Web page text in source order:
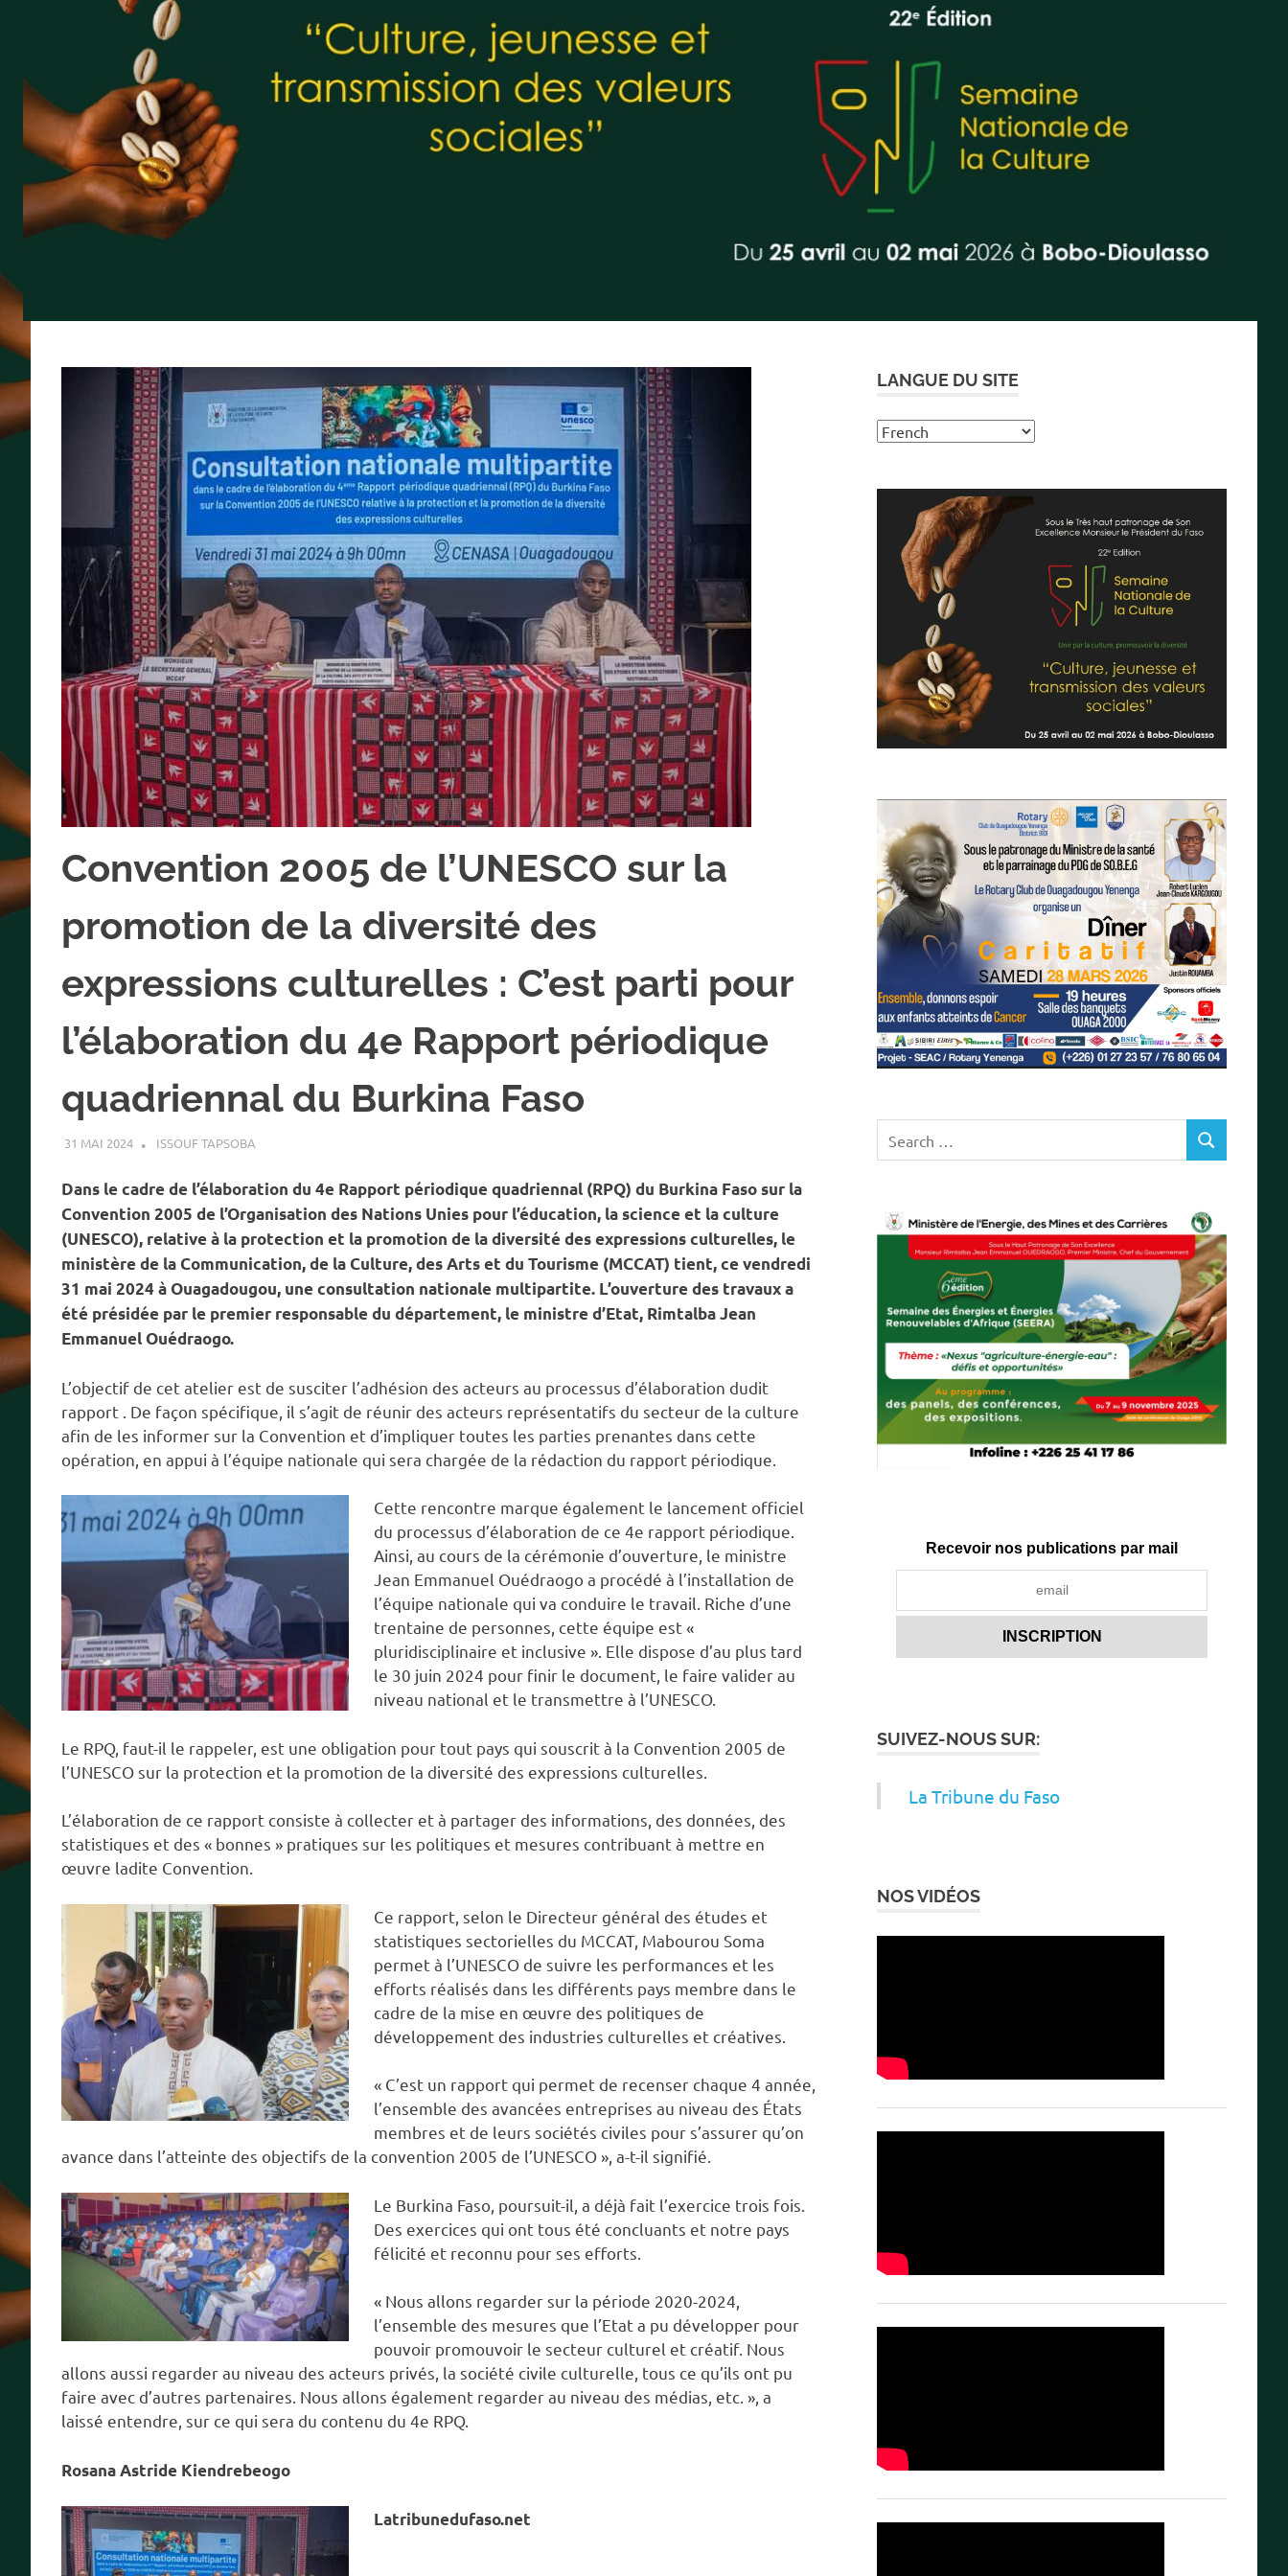
Convention 2005 de l’UNESCO sur la
promotion de la diversité des
expressions culturelles : C’est parti pour
l’élaboration du 4e Rapport périodique
quadriennal du Burkina Faso
31 MAI 2024 ISSOUF TAPSOBA
Dans le cadre de l’élaboration du 4e Rapport périodique quadriennal (RPQ) du Burkina Faso sur la
Convention 2005 de l’Organisation des Nations Unies pour l’éducation, la science et la culture
(UNESCO), relative à la protection et la promotion de la diversité des expressions culturelles, le
ministère de la Communication, de la Culture, des Arts et du Tourisme (MCCAT) tient, ce vendredi
31 mai 2024 à Ouagadougou, une consultation nationale multipartite. L’ouverture des travaux a
été présidée par le premier responsable du département, le ministre d’Etat, Rimtalba Jean
Emmanuel Ouédraogo.
L’objectif de cet atelier est de susciter l’adhésion des acteurs au processus d’élaboration dudit
rapport . De façon spécifique, il s’agit de réunir des acteurs représentatifs du secteur de la culture
afin de les informer sur la Convention et d’impliquer toutes les parties prenantes dans cette
opération, en appui à l’équipe nationale qui sera chargée de la rédaction du rapport périodique.
Cette rencontre marque également le lancement officiel
du processus d’élaboration de ce 4e rapport périodique.
Ainsi, au cours de la cérémonie d’ouverture, le ministre
Jean Emmanuel Ouédraogo a procédé à l’installation de
l’équipe nationale qui va conduire le travail. Riche d’une
trentaine de personnes, cette équipe est «
pluridisciplinaire et inclusive ». Elle dispose d’au plus tard
le 30 juin 2024 pour finir le document, le faire valider au
niveau national et le transmettre à l’UNESCO.
Le RPQ, faut-il le rappeler, est une obligation pour tout pays qui souscrit à la Convention 2005 de
l’UNESCO sur la protection et la promotion de la diversité des expressions culturelles.
L’élaboration de ce rapport consiste à collecter et à partager des informations, des données, des
statistiques et des « bonnes » pratiques sur les politiques et mesures contribuant à mettre en
œuvre ladite Convention.
Ce rapport, selon le Directeur général des études et
statistiques sectorielles du MCCAT, Mabourou Soma
permet à l’UNESCO de suivre les performances et les
efforts réalisés dans les différents pays membre dans le
cadre de la mise en œuvre des politiques de
développement des industries culturelles et créatives.
« C’est un rapport qui permet de recenser chaque 4 année,
l’ensemble des avancées entreprises au niveau des États
membres et de leurs sociétés civiles pour s’assurer qu’on
avance dans l’atteinte des objectifs de la convention 2005 de l’UNESCO », a-t-il signifié.
Le Burkina Faso, poursuit-il, a déjà fait l’exercice trois fois.
Des exercices qui ont tous été concluants et notre pays
félicité et reconnu pour ses efforts.
« Nous allons regarder sur la période 2020-2024,
l’ensemble des mesures que l’Etat a pu développer pour
pouvoir promouvoir le secteur culturel et créatif. Nous
allons aussi regarder au niveau des acteurs privés, la société civile culturelle, tous ce qu’ils ont pu
faire avec d’autres partenaires. Nous allons également regarder au niveau des médias, etc. », a
laissé entendre, sur ce qui sera du contenu du 4e RPQ.
Rosana Astride Kiendrebeogo
Latribunedufaso.net
LANGUE DU SITE
for:
SEARCH
Recevoir nos publications par mail
SUIVEZ-NOUS SUR:
La Tribune du Faso
NOS VIDÉOS